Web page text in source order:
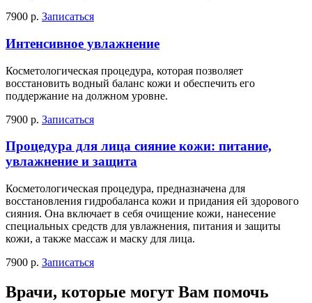
7900 р. Записаться
Интенсивное увлажнение
Косметологическая процедура, которая позволяет
восстановить водный баланс кожи и обеспечить его
поддержание на должном уровне.
7900 р. Записаться
Процедура для лица сияние кожи: питание,
увлажнение и защита
Косметологическая процедура, предназначена для
восстановления гидробаланса кожи и придания ей здорового
сияния. Она включает в себя очищение кожи, нанесение
специальных средств для увлажнения, питания и защиты
кожи, а также массаж и маску для лица.
7900 р. Записаться
Врачи, которые могут Вам помочь